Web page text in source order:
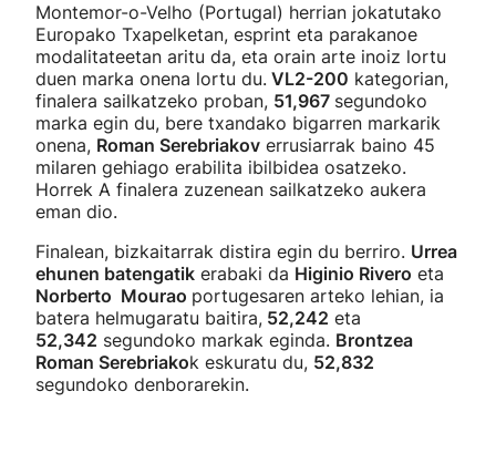
Montemor-o-Velho (Portugal) herrian jokatutako
Europako Txapelketan, esprint eta parakanoe
modalitateetan aritu da, eta orain arte inoiz lortu
duen marka onena lortu du. VL2-200 kategorian,
finalera sailkatzeko proban, 51,967 segundoko
marka egin du, bere txandako bigarren markarik
onena, Roman Serebriakov errusiarrak baino 45
milaren gehiago erabilita ibilbidea osatzeko.
Horrek A finalera zuzenean sailkatzeko aukera
eman dio.
Finalean, bizkaitarrak distira egin du berriro. Urrea
ehunen batengatik erabaki da Higinio Rivero eta
Norberto Mourao portugesaren arteko lehian, ia
batera helmugaratu baitira, 52,242 eta
52,342 segundoko markak eginda. Brontzea
Roman Serebriakok eskuratu du, 52,832
segundoko denborarekin.